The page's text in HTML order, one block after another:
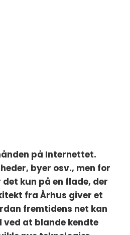
på Internettet.
byer osv., men for
kun på en flade, der
fra Århus giver et
fremtidens net kan
ved at blande kendte